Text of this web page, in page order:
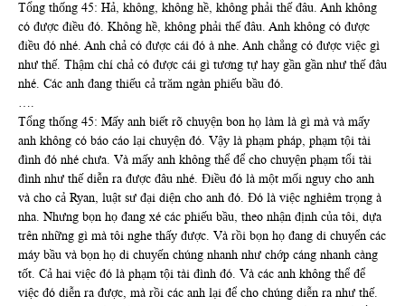
Tổng thống 45: Hả, không, không hề, không phải thế đâu. Anh không
có được điều đó. Không hề, không phải thế đâu. Anh không có được
điều đó nhé. Anh chả có được cái đó à nhe. Anh chẳng có được việc gì
như thế. Thậm chí chả có được cái gì tương tự hay gần gần như thế đâu
nhé. Các anh đang thiếu cả trăm ngàn phiếu bầu đó.
….
Tổng thống 45: Mấy anh biết rõ chuyện bon họ làm là gì mà và mấy
anh không có báo cáo lại chuyện đó. Vậy là phạm pháp, phạm tội tài
đình đó nhé chưa. Và mấy anh không thể để cho chuyện phạm tổi tài
đình như thế diễn ra được đâu nhé. Điều đó là một mối nguy cho anh
và cho cả Ryan, luật sư đại diện cho anh đó. Đó là việc nghiêm trọng à
nha. Nhưng bọn họ đang xé các phiếu bầu, theo nhận định của tôi, dựa
trên những gì mà tôi nghe thấy được. Và rồi bọn họ đang di chuyển các
máy bầu và bọn họ di chuyến chúng nhanh như chớp cáng nhanh càng
tốt. Cả hai việc đó là phạm tội tài đình đó. Và các anh không thể để
việc đó diễn ra được, mà rồi các anh lại để cho chúng diễn ra như thế.